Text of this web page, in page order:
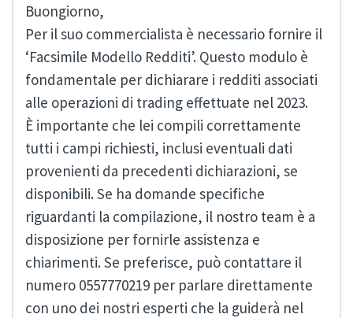
Buongiorno,
Per il suo commercialista è necessario fornire il
‘Facsimile Modello Redditi’. Questo modulo è
fondamentale per dichiarare i redditi associati
alle operazioni di trading effettuate nel 2023.
È importante che lei compili correttamente
tutti i campi richiesti, inclusi eventuali dati
provenienti da precedenti dichiarazioni, se
disponibili. Se ha domande specifiche
riguardanti la compilazione, il nostro team è a
disposizione per fornirle assistenza e
chiarimenti. Se preferisce, può contattare il
numero 0557770219 per parlare direttamente
con uno dei nostri esperti che la guiderà nel